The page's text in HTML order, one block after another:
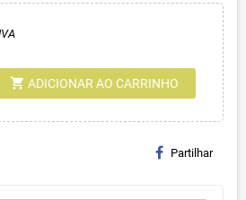
shopping_cart ADICIONAR AO CARRINHO
Partilhar